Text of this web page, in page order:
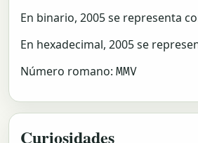
En binario, 2005 se representa
En hexadecimal, 2005 se
Número romano: MMV
Curiosidades